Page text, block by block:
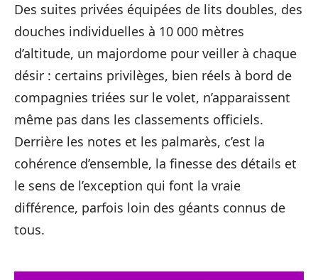
Des suites privées équipées de lits doubles, des
douches individuelles à 10 000 mètres
d’altitude, un majordome pour veiller à chaque
désir : certains privilèges, bien réels à bord de
compagnies triées sur le volet, n’apparaissent
même pas dans les classements officiels.
Derrière les notes et les palmarès, c’est la
cohérence d’ensemble, la finesse des détails et
le sens de l’exception qui font la vraie
différence, parfois loin des géants connus de
tous.